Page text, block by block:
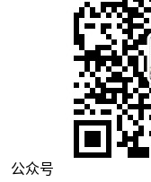
公众号